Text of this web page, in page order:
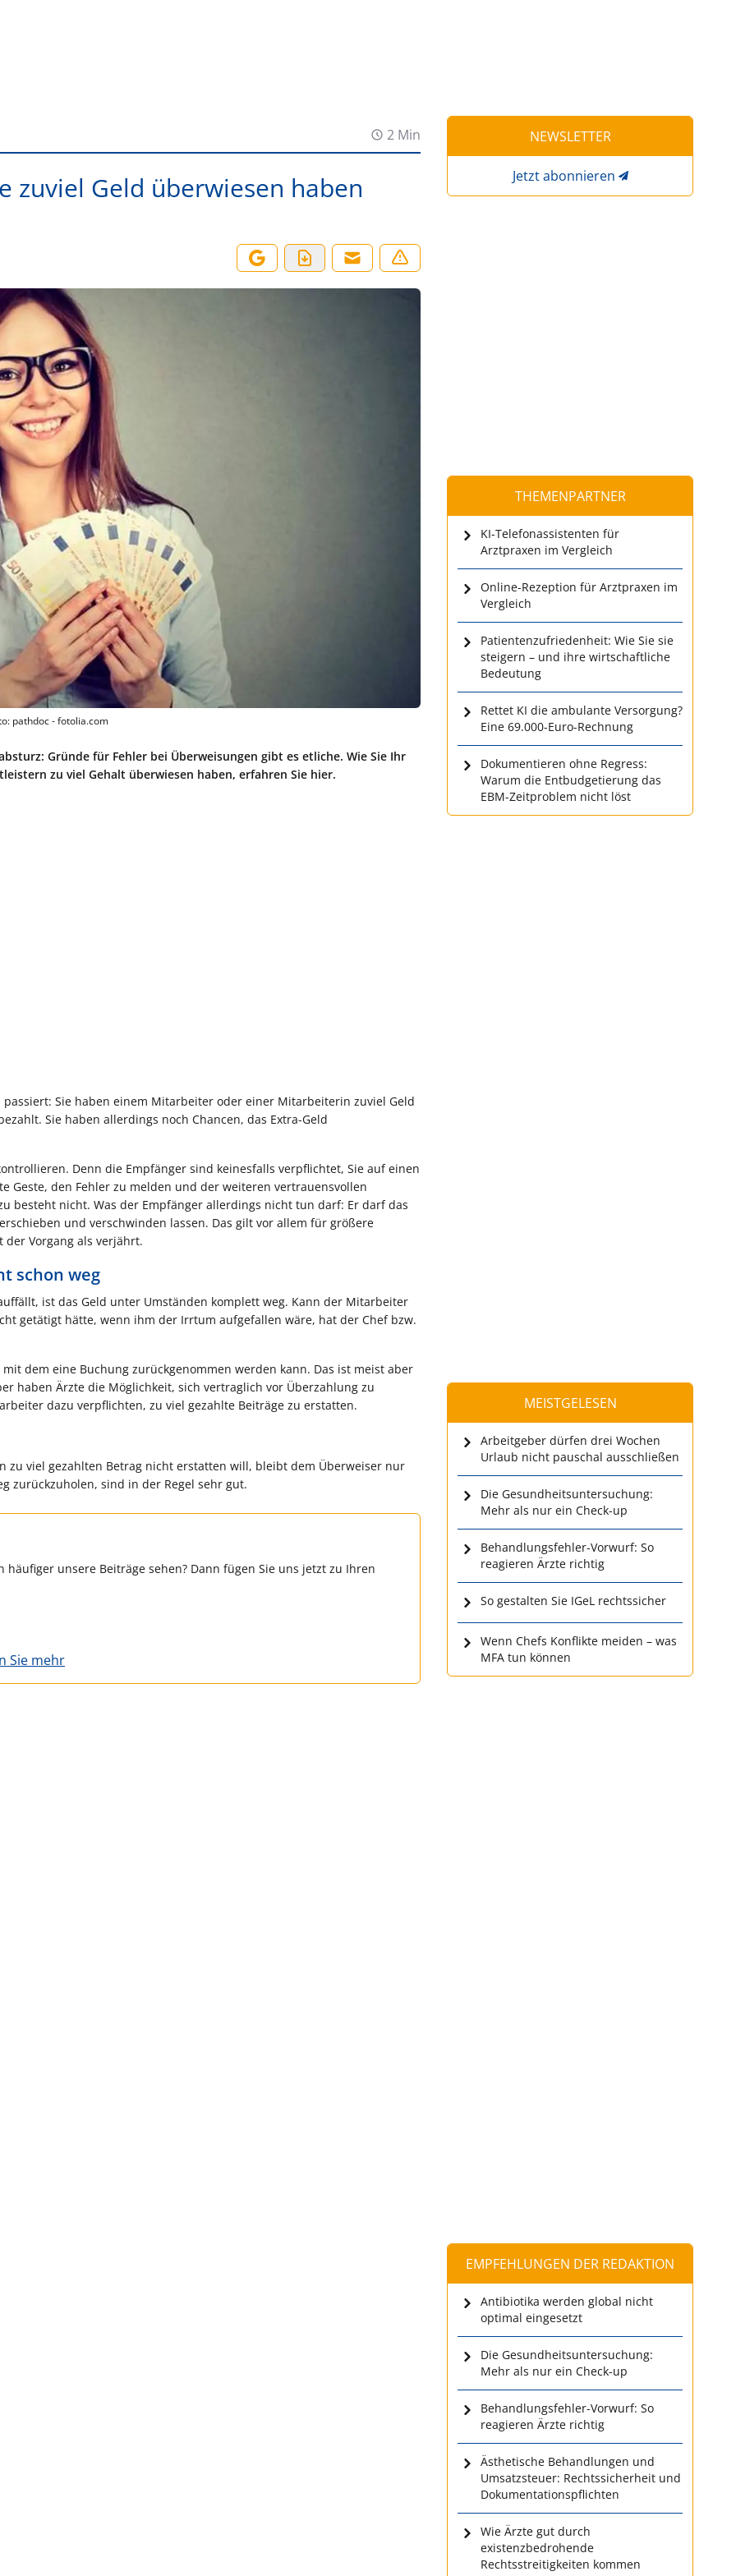
2 Min
zuviel Geld überwiesen haben
pathdoc - fotolia.com
Gründe für Fehler bei Überweisungen gibt es etliche. Wie Sie Ihr
zu viel Gehalt überwiesen haben, erfahren Sie hier.
Sie haben einem Mitarbeiter oder einer Mitarbeiterin zuviel Geld
Sie haben allerdings noch Chancen, das Extra-Geld
Denn die Empfänger sind keinesfalls verpflichtet, Sie auf einen
Geste, den Fehler zu melden und der weiteren vertrauensvollen
besteht nicht. Was der Empfänger allerdings nicht tun darf: Er darf das
und verschwinden lassen. Das gilt vor allem für größere
Vorgang als verjährt.
schon weg
ist das Geld unter Umständen komplett weg. Kann der Mitarbeiter
getätigt hätte, wenn ihm der Irrtum aufgefallen wäre, hat der Chef bzw.
dem eine Buchung zurückgenommen werden kann. Das ist meist aber
haben Ärzte die Möglichkeit, sich vertraglich vor Überzahlung zu
dazu verpflichten, zu viel gezahlte Beiträge zu erstatten.
zu viel gezahlten Betrag nicht erstatten will, bleibt dem Überweiser nur
zurückzuholen, sind in der Regel sehr gut.
unsere Beiträge sehen? Dann fügen Sie uns jetzt zu Ihren
Sie mehr
NEWSLETTER
Jetzt abonnieren
THEMENPARTNER
KI-Telefonassistenten für
Arztpraxen im Vergleich
Online-Rezeption für Arztpraxen im
Vergleich
Patientenzufriedenheit: Wie Sie sie
steigern – und ihre wirtschaftliche
Bedeutung
Rettet KI die ambulante Versorgung?
Eine 69.000-Euro-Rechnung
Dokumentieren ohne Regress:
Warum die Entbudgetierung das
EBM-Zeitproblem nicht löst
MEISTGELESEN
Arbeitgeber dürfen drei Wochen
Urlaub nicht pauschal ausschließen
Die Gesundheitsuntersuchung:
Mehr als nur ein Check-up
Behandlungsfehler-Vorwurf: So
reagieren Ärzte richtig
So gestalten Sie IGeL rechtssicher
Wenn Chefs Konflikte meiden – was
MFA tun können
EMPFEHLUNGEN DER REDAKTION
Antibiotika werden global nicht
optimal eingesetzt
Die Gesundheitsuntersuchung:
Mehr als nur ein Check-up
Behandlungsfehler-Vorwurf: So
reagieren Ärzte richtig
Ästhetische Behandlungen und
Umsatzsteuer: Rechtssicherheit und
Dokumentationspflichten
Wie Ärzte gut durch
existenzbedrohende
Rechtsstreitigkeiten kommen